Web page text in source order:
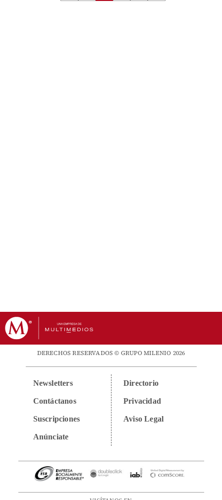
DERECHOS RESERVADOS © GRUPO MILENIO 2026
Newsletters
Contáctanos
Suscripciones
Anúnciate
Directorio
Privacidad
Aviso Legal